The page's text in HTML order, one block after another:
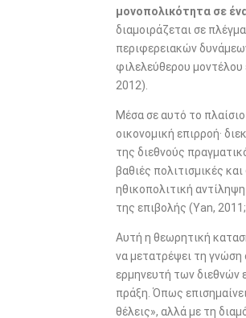
μονοπολικότητα σε
διαμοιράζεται σε
περιφερειακών
φιλελεύθερου
2012).
Μέσα σε αυτό το
οικονομική επιρροή·
της διεθνούς
βαθιές πολιτισμικές
ηθικοπολιτική
της επιβολής (Yan,
Αυτή η θεωρητική
να μετατρέψει τη
ερμηνευτή των διεθνών
πράξη. Όπως
θέλεις», αλλά με τη